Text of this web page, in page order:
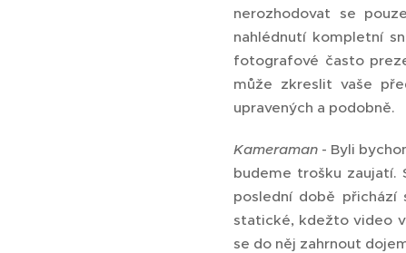
nerozhodovat se
nahlédnutí kompletní
fotografové často
může zkreslit vaše
upravených a podobně.
Kameraman - Byli
budeme trošku zaujatí.
poslední době
statické, kdežto video
se do něj zahrnout